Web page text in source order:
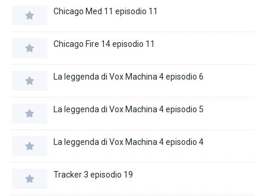
Chicago Med 11 episodio 11
Chicago Fire 14 episodio 11
La leggenda di Vox Machina 4 episodio 6
La leggenda di Vox Machina 4 episodio 5
La leggenda di Vox Machina 4 episodio 4
Tracker 3 episodio 19